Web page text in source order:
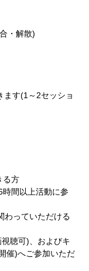
合・解散)
ます(1～2セッショ
る方
間以上活動に参
わっていただける
聴可)、およびキ
催)へご参加いただ